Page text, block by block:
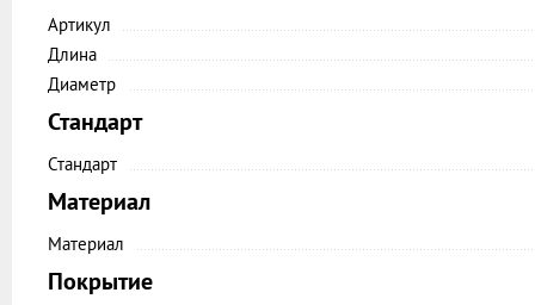
Артикул
Длина
Диаметр
Стандарт
Стандарт
Материал
Материал
Покрытие